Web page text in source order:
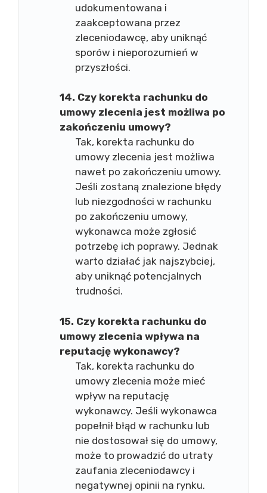
udokumentowana i
zaakceptowana przez
zleceniodawcę, aby uniknąć
sporów i nieporozumień w
przyszłości.
14. Czy korekta rachunku do
umowy zlecenia jest możliwa po
zakończeniu umowy?
Tak, korekta rachunku do
umowy zlecenia jest możliwa
nawet po zakończeniu umowy.
Jeśli zostaną znalezione błędy
lub niezgodności w rachunku
po zakończeniu umowy,
wykonawca może zgłosić
potrzebę ich poprawy. Jednak
warto działać jak najszybciej,
aby uniknąć potencjalnych
trudności.
15. Czy korekta rachunku do
umowy zlecenia wpływa na
reputację wykonawcy?
Tak, korekta rachunku do
umowy zlecenia może mieć
wpływ na reputację
wykonawcy. Jeśli wykonawca
popełnił błąd w rachunku lub
nie dostosował się do umowy,
może to prowadzić do utraty
zaufania zleceniodawcy i
negatywnej opinii na rynku.